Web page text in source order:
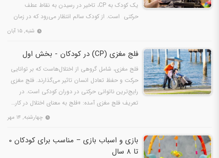
یک کودک به CP، تاخیر در رسیدن به نقاط عطف
حرکتی است. از کودک سالم انتظار می‌رود که در زمان
شنبه, ۱۵ آبان
فلج مغزی (CP) در کودکان - بخش اول
فلج مغزی، شامل گروهی از اختلال‌هاست که بر توانایی
حرکت و حفظ تعادل انسان تاثیر می‌گذارند. فلج مغزی
رایج‌ترین ناتوانی حرکتی در دوران کودکی است. در
تعریف فلج مغزی آمده: «فلج به معنای اختلال در کار…
چهارشنبه, ۱۴ مهر
بازی و اسباب بازی – مناسب برای کودکان 0
تا 8 سال